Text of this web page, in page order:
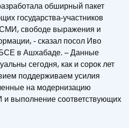
обширный пакет
государства-участников
СМИ, свободе выражения и
- сказал посол Иво
в Ашхабаде. – Данные
сегодня, как и сорок лет
поддерживаем усилия
на модернизацию
и выполнение соответствующих